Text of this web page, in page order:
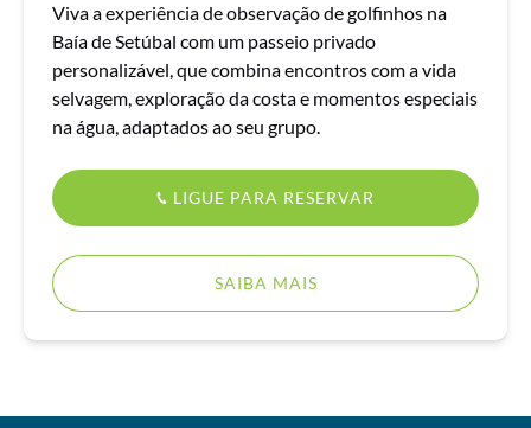
Viva a experiência de observação de golfinhos na
Baía de Setúbal com um passeio privado
personalizável, que combina encontros com a vida
selvagem, exploração da costa e momentos especiais
na água, adaptados ao seu grupo.
LIGUE PARA RESERVAR
SAIBA MAIS